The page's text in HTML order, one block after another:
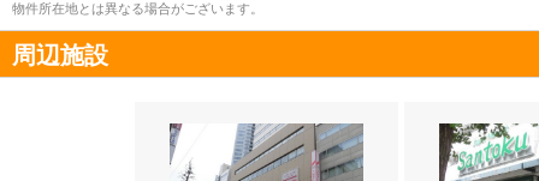
物件所在地とは異なる場合がございます。
周辺施設